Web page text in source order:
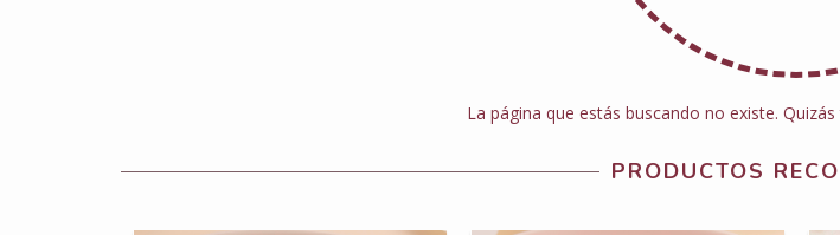
La página que estás buscando no existe.
PRODUCTOS